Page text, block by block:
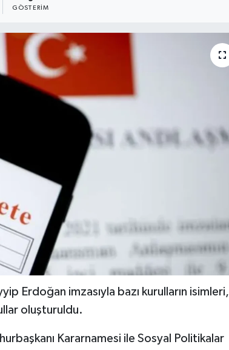
GÖSTERIM
Erdoğan imzasıyla bazı kurulların isimleri,
oluşturuldu.
Kararnamesi ile Sosyal Politikalar